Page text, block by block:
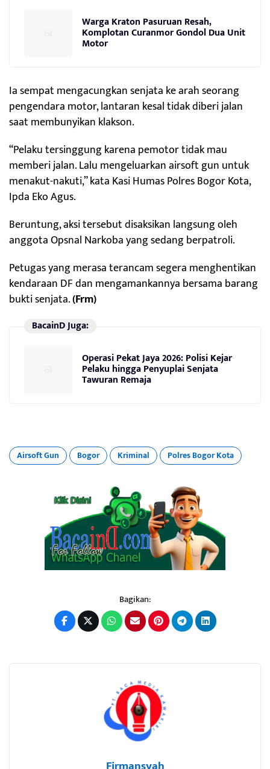
Warga Kraton Pasuruan Resah,
Komplotan Curanmor Gondol Dua Unit
Motor
Ia sempat mengacungkan senjata ke arah seorang
pengendara motor, lantaran kesal tidak diberi jalan
saat membunyikan klakson.
“Pelaku tersinggung karena pemotor tidak mau
memberi jalan. Lalu mengeluarkan airsoft gun untuk
menakut-nakuti,” kata Kasi Humas Polres Bogor Kota,
Ipda Eko Agus.
Beruntung, aksi tersebut disaksikan langsung oleh
anggota Opsnal Narkoba yang sedang berpatroli.
Petugas yang merasa terancam segera menghentikan
kendaraan DF dan mengamankannya bersama barang
bukti senjata.(Frm)
BacainD Juga:
Operasi Pekat Jaya 2026: Polisi Kejar
Pelaku hingga Penyuplai Senjata
Tawuran Remaja
Airsoft Gun Bogor Kriminal Polres Bogor Kota
Bagikan: